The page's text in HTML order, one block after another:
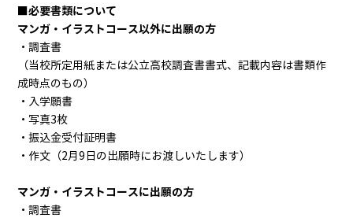
■必要書類について
マンガ・イラストコース以外に出願の方
・調査書
（当校所定用紙または公立高校調査書書式、記載内容は書類作
成時点のもの）
・入学願書
・写真3枚
・振込金受付証明書
・作文（2月9日の出願時にお渡しいたします）
マンガ・イラストコースに出願の方
・調査書